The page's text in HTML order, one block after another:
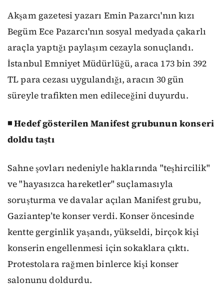
Akşam gazetesi yazarı Emin Pazarcı'nın kızı
Begüm Ece Pazarcı'nın sosyal medyada çakarlı
araçla yaptığı paylaşım cezayla sonuçlandı.
İstanbul Emniyet Müdürlüğü, araca 173 bin 392
TL para cezası uygulandığı, aracın 30 gün
süreyle trafikten men edileceğini duyurdu.
◾ Hedef gösterilen Manifest grubunun konseri
doldu taştı
Sahne şovları nedeniyle haklarında "teşhircilik"
ve "hayasızca hareketler" suçlamasıyla
soruşturma ve davalar açılan Manifest grubu,
Gaziantep’te konser verdi. Konser öncesinde
kentte gerginlik yaşandı, yükseldi, birçok kişi
konserin engellenmesi için sokaklara çıktı.
Protestolara rağmen binlerce kişi konser
salonunu doldurdu.